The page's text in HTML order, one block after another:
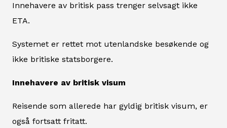
Innehavere av britisk pass trenger selvsagt ikke
ETA.
Systemet er rettet mot utenlandske besøkende og
ikke britiske statsborgere.
Innehavere av britisk visum
Reisende som allerede har gyldig britisk visum, er
også fortsatt fritatt.